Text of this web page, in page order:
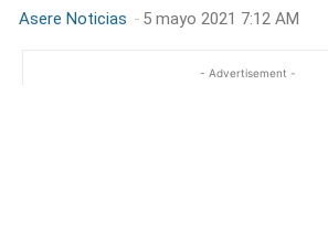
Asere Noticias - 5 mayo 2021 7:12 AM
- Advertisement -